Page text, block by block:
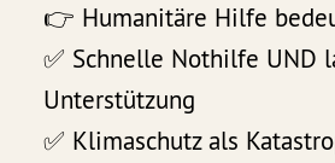
👉 Humanitäre Hilfe
✅ Schnelle Nothilfe UND
Unterstützung
✅ Klimaschutz als